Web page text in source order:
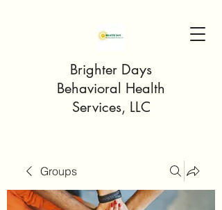
Brighter Days
Behavioral Health
Services, LLC
Groups